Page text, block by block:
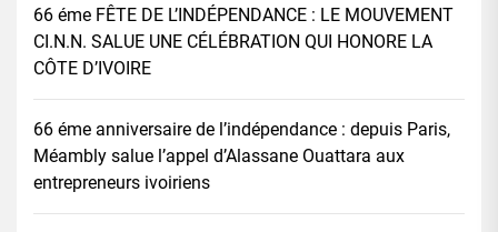
66 éme FÊTE DE L’INDÉPENDANCE : LE MOUVEMENT
CI.N.N. SALUE UNE CÉLÉBRATION QUI HONORE LA
CÔTE D’IVOIRE
66 éme anniversaire de l’indépendance : depuis Paris,
Méambly salue l’appel d’Alassane Ouattara aux
entrepreneurs ivoiriens